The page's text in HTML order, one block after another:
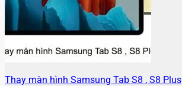
Thay màn hình Samsung Tab S8 , S8 Plus